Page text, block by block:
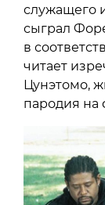
служащего
сыграл
в
читает
Цунэтомо,
пародия